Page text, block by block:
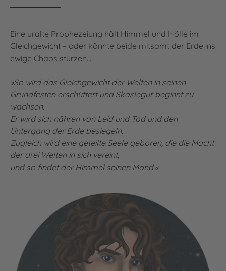
Eine uralte Prophezeiung hält Himmel und Hölle im
Gleichgewicht – oder könnte beide mitsamt der Erde ins
ewige Chaos stürzen...
»So wird das Gleichgewicht der Welten in seinen
Grundfesten erschüttert und Skaslegur beginnt zu
wachsen.
Er wird sich nähren von Leid und Tod und den
Untergang der Erde besiegeln.
Zugleich wird eine geteilte Seele geboren, die die Macht
der drei Welten in sich vereint,
und so findet der Himmel seinen Mond.«